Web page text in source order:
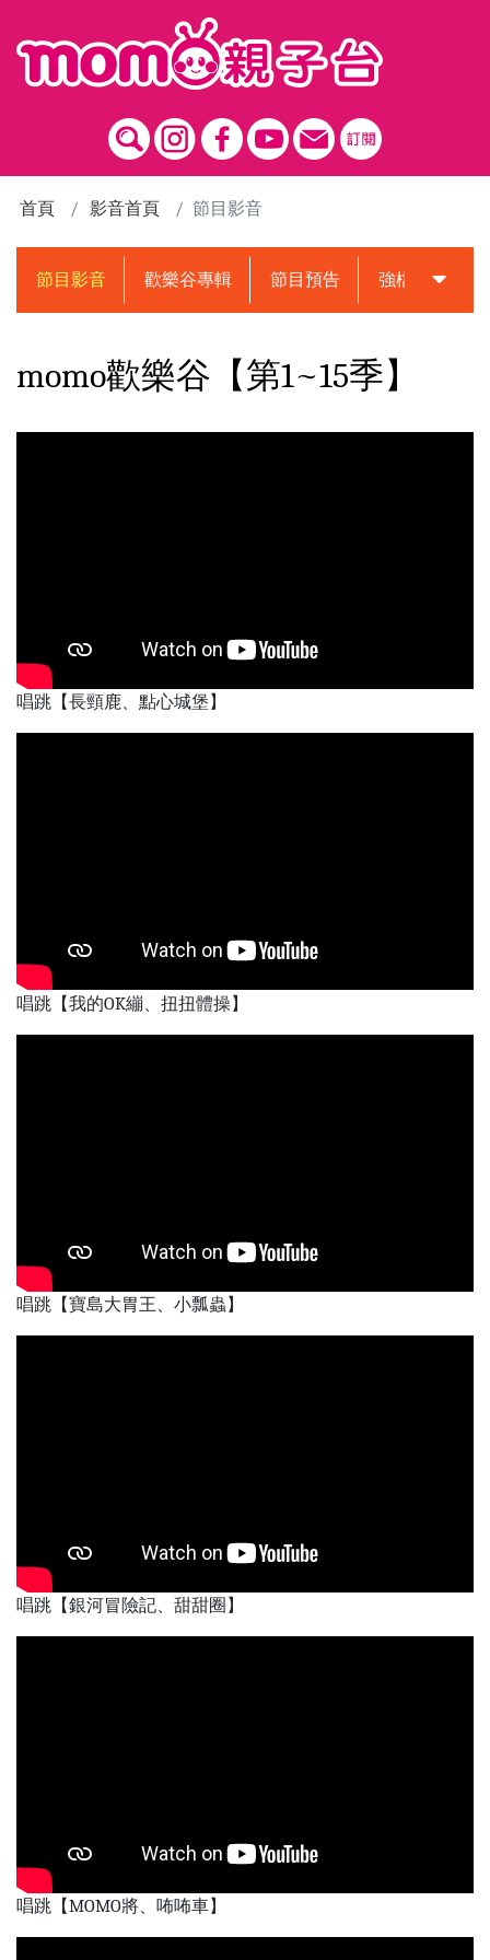
首頁 影音首頁 節目影音
節目影音 歡樂谷專輯 節目預告 強檔動畫預告
momo歡樂谷【第1~15季】
唱跳【長頸鹿、點心城堡】
唱跳【我的OK繃、扭扭體操】
唱跳【寶島大胃王、小瓢蟲】
唱跳【銀河冒險記、甜甜圈】
唱跳【MOMO將、咘咘車】